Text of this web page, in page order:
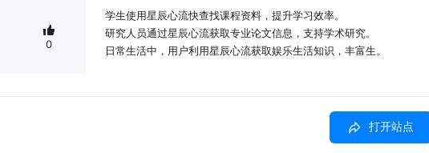
0
学生使用星辰心流快查找课程资料，提升学习效率。
研究人员通过星辰心流获取专业论文信息，支持学术研究。
日常生活中，用户利用星辰心流获取娱乐生活知识，丰富生。
智能化搜索：通过 AI 技术提供精准的搜索结果，节省用户时间。
快速解答：即时回答用户提出的问题，帮助用户迅速获取所需知识。
知识获取：覆盖日常生活、娱乐、学术等领域满足用户多方面的需求。
打开站点